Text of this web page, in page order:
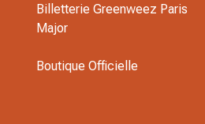
Billetterie Greenweez Paris
Major
Boutique Officielle